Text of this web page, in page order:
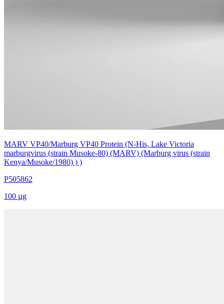
MARV VP40/Marburg VP40 Protein (N-His, Lake Victoria
marburgvirus (strain Musoke-80) (MARV) (Marburg virus (strain
Kenya/Musoke/1980) ) )
P505862
100 µg